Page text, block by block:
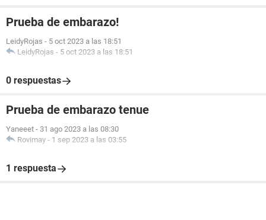
Prueba de embarazo!
LeidyRojas - 5 oct 2023 a las 18:51
LeidyRojas - 5 oct 2023 a las 18:51
0 respuestas
Prueba de embarazo tenue
Yaneeet - 31 ago 2023 a las 08:30
Rovimay - 1 sep 2023 a las 03:55
1 respuesta